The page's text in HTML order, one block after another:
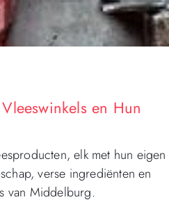
en Hun
elk met hun eigen
verse ingrediënten en
van Middelburg.